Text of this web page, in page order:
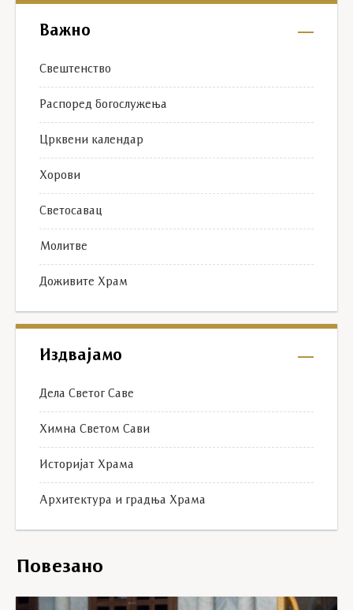
Важно
Свештенство
Распоред богослужења
Црквени календар
Хорови
Светосавац
Молитве
Доживите Храм
Издвајамо
Дела Светог Саве
Химна Светом Сави
Историјат Храма
Архитектура и градња Храма
Повезано